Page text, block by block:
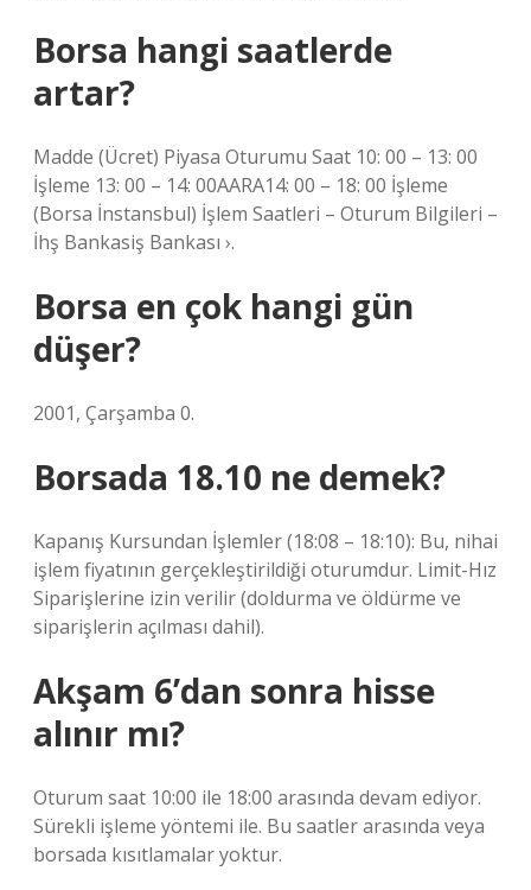
Borsa hangi saatlerde
artar?
Madde (Ücret) Piyasa Oturumu Saat 10: 00 – 13: 00
İşleme 13: 00 – 14: 00AARA14: 00 – 18: 00 İşleme
(Borsa İnstansbul) İşlem Saatleri – Oturum Bilgileri –
İhş Bankasiş Bankası ›.
Borsa en çok hangi gün
düşer?
2001, Çarşamba 0.
Borsada 18.10 ne demek?
Kapanış Kursundan İşlemler (18:08 – 18:10): Bu, nihai
işlem fiyatının gerçekleştirildiği oturumdur. Limit-Hız
Siparişlerine izin verilir (doldurma ve öldürme ve
siparişlerin açılması dahil).
Akşam 6’dan sonra hisse
alınır mı?
Oturum saat 10:00 ile 18:00 arasında devam ediyor.
Sürekli işleme yöntemi ile. Bu saatler arasında veya
borsada kısıtlamalar yoktur.